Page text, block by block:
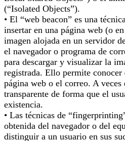
(“Isolated Objects”).
• El “web beacon” es una
insertar en una página web (o
imagen alojada en un servidor
el navegador o programa de
para descargar y visualizar la
registrada. Ello permite
página web o el correo. A veces
transparente de forma que el
existencia.
• Las técnicas de
obtenida del navegador o del
distinguir a un usuario en sus